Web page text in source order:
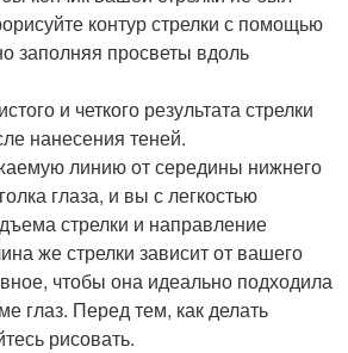
контур стрелки с помощью
заполняя просветы вдоль
и четкого результата стрелки
нанесения теней.
линию от середины нижнего
глаза, и вы с легкостью
стрелки и направление
же стрелки зависит от вашего
чтобы она идеально подходила
глаз. Перед тем, как делать
рисовать.